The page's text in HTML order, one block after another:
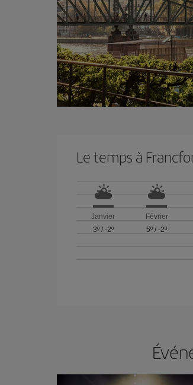
Le temps à
Janvier
3º/ -2º
Février
5º /-2º